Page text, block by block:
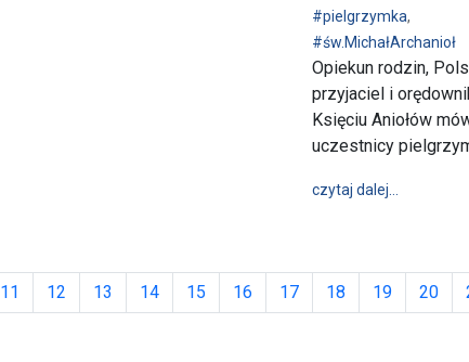
#pielgrzymka,
#św.MichałArchanioł
Opiekun rodzin,
przyjaciel i
Księciu Aniołów
uczestnicy
czytaj dalej…
11 12 13 14 15 16 17 18 19 20